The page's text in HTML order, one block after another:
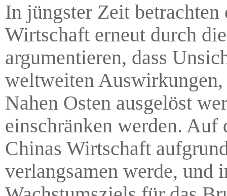
In jüngster Zeit
Wirtschaft erneut durch
argumentieren, dass
weltweiten
Nahen Osten ausgelöst
einschränken werden. Auf
Chinas Wirtschaft
verlangsamen werde, und